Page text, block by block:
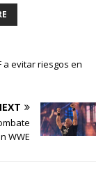
a evitar riesgos en
WWE